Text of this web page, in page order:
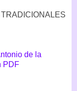
de la
PDF